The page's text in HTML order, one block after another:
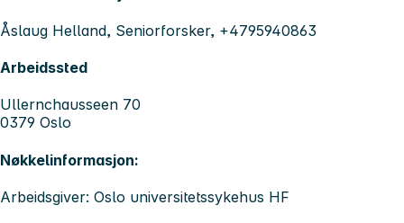
Åslaug Helland, Seniorforsker, +4795940863
Arbeidssted
Ullernchausseen 70
0379 Oslo
Nøkkelinformasjon:
Arbeidsgiver: Oslo universitetssykehus HF